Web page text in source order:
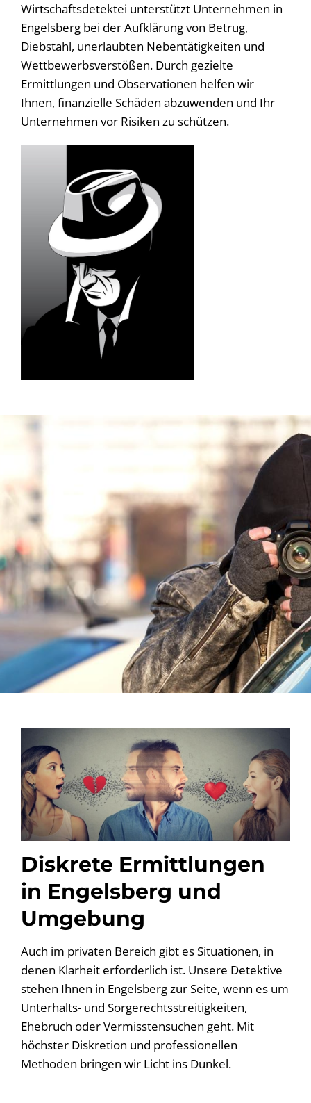
Wirtschaftsdetektei unterstützt Unternehmen in
Engelsberg bei der Aufklärung von Betrug,
Diebstahl, unerlaubten Nebentätigkeiten und
Wettbewerbsverstößen. Durch gezielte
Ermittlungen und Observationen helfen wir
Ihnen, finanzielle Schäden abzuwenden und Ihr
Unternehmen vor Risiken zu schützen.
Diskrete Ermittlungen
in Engelsberg und
Umgebung
Auch im privaten Bereich gibt es Situationen, in
denen Klarheit erforderlich ist. Unsere Detektive
stehen Ihnen in Engelsberg zur Seite, wenn es um
Unterhalts- und Sorgerechtsstreitigkeiten,
Ehebruch oder Vermisstensuchen geht. Mit
höchster Diskretion und professionellen
Methoden bringen wir Licht ins Dunkel.